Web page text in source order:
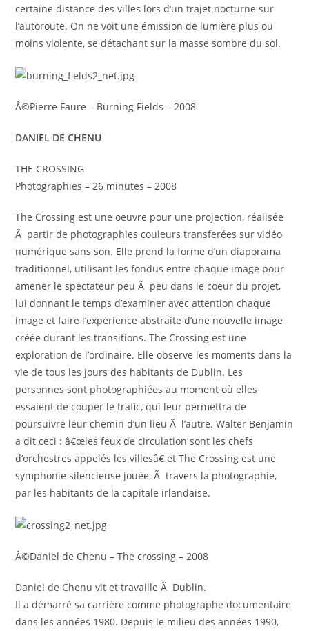
certaine distance des villes lors d’un trajet nocturne sur
l’autoroute. On ne voit une émission de lumière plus ou
moins violente, se détachant sur la masse sombre du sol.
Â©Pierre Faure – Burning Fields – 2008
DANIEL DE CHENU
THE CROSSING
Photographies – 26 minutes – 2008
The Crossing est une oeuvre pour une projection, réalisée
Ã partir de photographies couleurs transferées sur vidéo
numérique sans son. Elle prend la forme d’un diaporama
traditionnel, utilisant les fondus entre chaque image pour
amener le spectateur peu Ã peu dans le coeur du projet,
lui donnant le temps d’examiner avec attention chaque
image et faire l’expérience abstraite d’une nouvelle image
créée durant les transitions. The Crossing est une
exploration de l’ordinaire. Elle observe les moments dans la
vie de tous les jours des habitants de Dublin. Les
personnes sont photographiées au moment où elles
essaient de couper le trafic, qui leur permettra de
poursuivre leur chemin d’un lieu Ã l’autre. Walter Benjamin
a dit ceci : â€œles feux de circulation sont les chefs
d’orchestres appelés les villesâ€ et The Crossing est une
symphonie silencieuse jouée, Ã travers la photographie,
par les habitants de la capitale irlandaise.
Â©Daniel de Chenu – The crossing – 2008
Daniel de Chenu vit et travaille Ã Dublin.
Il a démarré sa carrière comme photographe documentaire
dans les années 1980. Depuis le milieu des années 1990,